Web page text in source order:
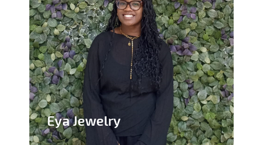
Eya Jewelry